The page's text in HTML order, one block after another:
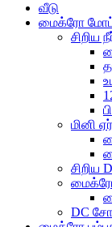
வீடு
மைக்ரோ
சிறிய
மினி
சிறிய
மைக்ரோ
DC